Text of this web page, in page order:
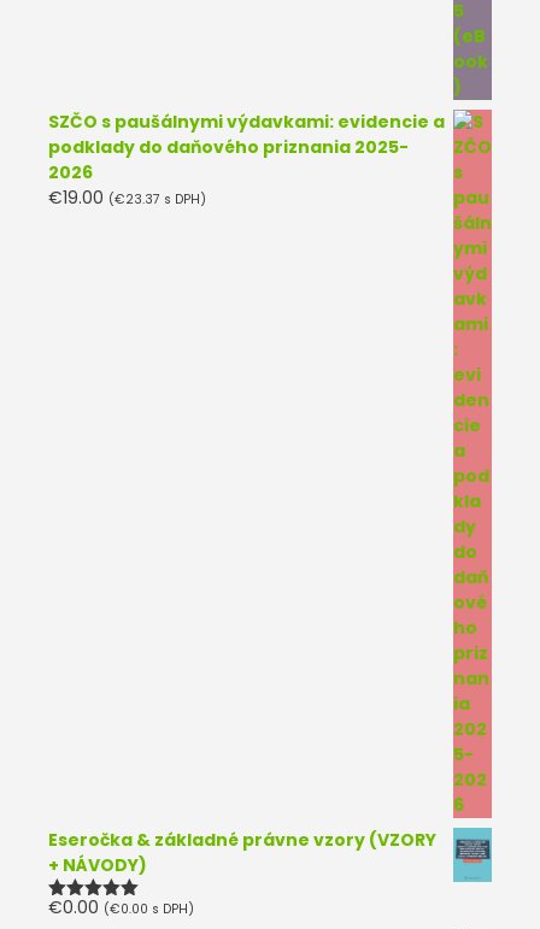
SZČO s paušálnymi výdavkami: evidencie a
podklady do daňového priznania 2025-
2026
€19.00 (€23.37 s DPH)
Eseročka & základné právne vzory (VZORY
+ NÁVODY)
Hodnotenie
€0.00 (€0.00 s DPH)